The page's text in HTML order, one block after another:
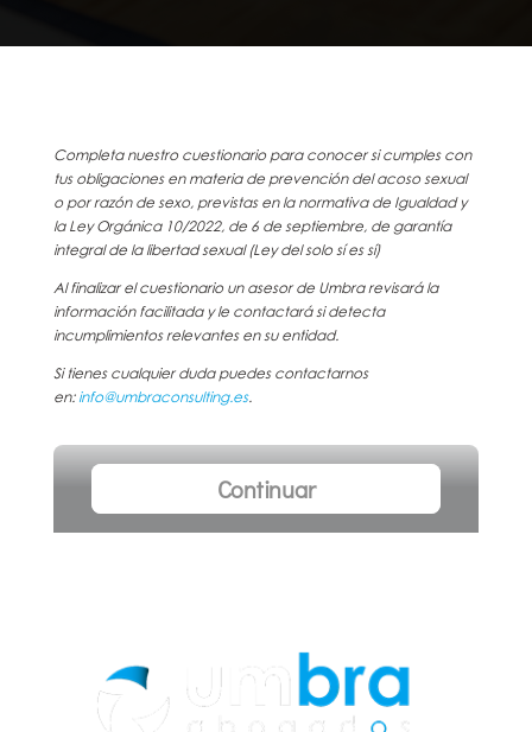
Completa nuestro cuestionario para conocer si cumples con
tus obligaciones en materia de prevención del acoso sexual
o por razón de sexo, previstas en la normativa de Igualdad y
la Ley Orgánica 10/2022, de 6 de septiembre, de garantía
integral de la libertad sexual (Ley del solo sí es sí)
Al finalizar el cuestionario un asesor de Umbra revisará la
información facilitada y le contactará si detecta
incumplimientos relevantes en su entidad.
Si tienes cualquier duda puedes contactarnos
en:info@umbraconsulting.es.